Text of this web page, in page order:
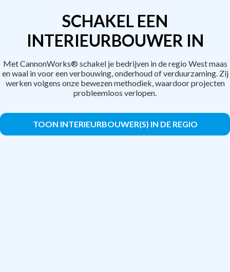
SCHAKEL EEN
INTERIEURBOUWER IN
Met CannonWorks® schakel je bedrijven in de regio West maas
en waal in voor een verbouwing, onderhoud of verduurzaming. Zij
werken volgens onze bewezen methodiek, waardoor projecten
probleemloos verlopen.
TOON INTERIEURBOUWER(S) IN DE REGIO